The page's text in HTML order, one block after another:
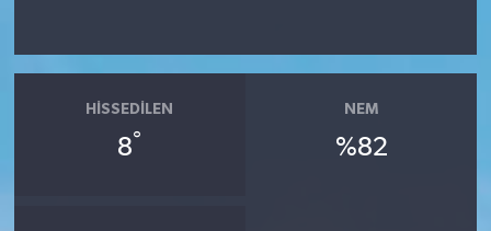
HISSEDILEN
8°
NEM
%82